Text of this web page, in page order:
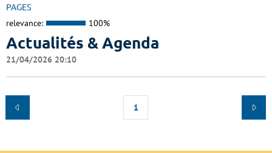
PAGES
relevance: 100%
Actualités & Agenda
21/04/2026 20:10
1